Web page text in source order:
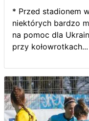
* Przed stadionem
niektórych bardzo
na pomoc dla
przy kołowrotkach...